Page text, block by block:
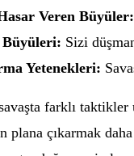
Veren Büyüler:
Sizi
Yetenekleri:
farklı
plana çıkarmak